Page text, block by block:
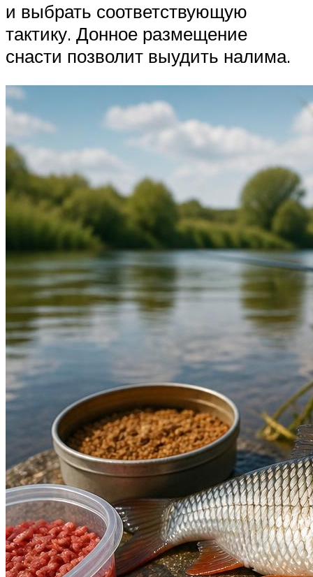
и выбрать соответствующую
тактику. Донное размещение
снасти позволит выудить налима.